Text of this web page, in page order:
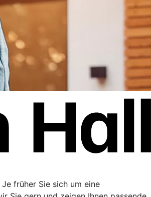
früher Sie sich um eine